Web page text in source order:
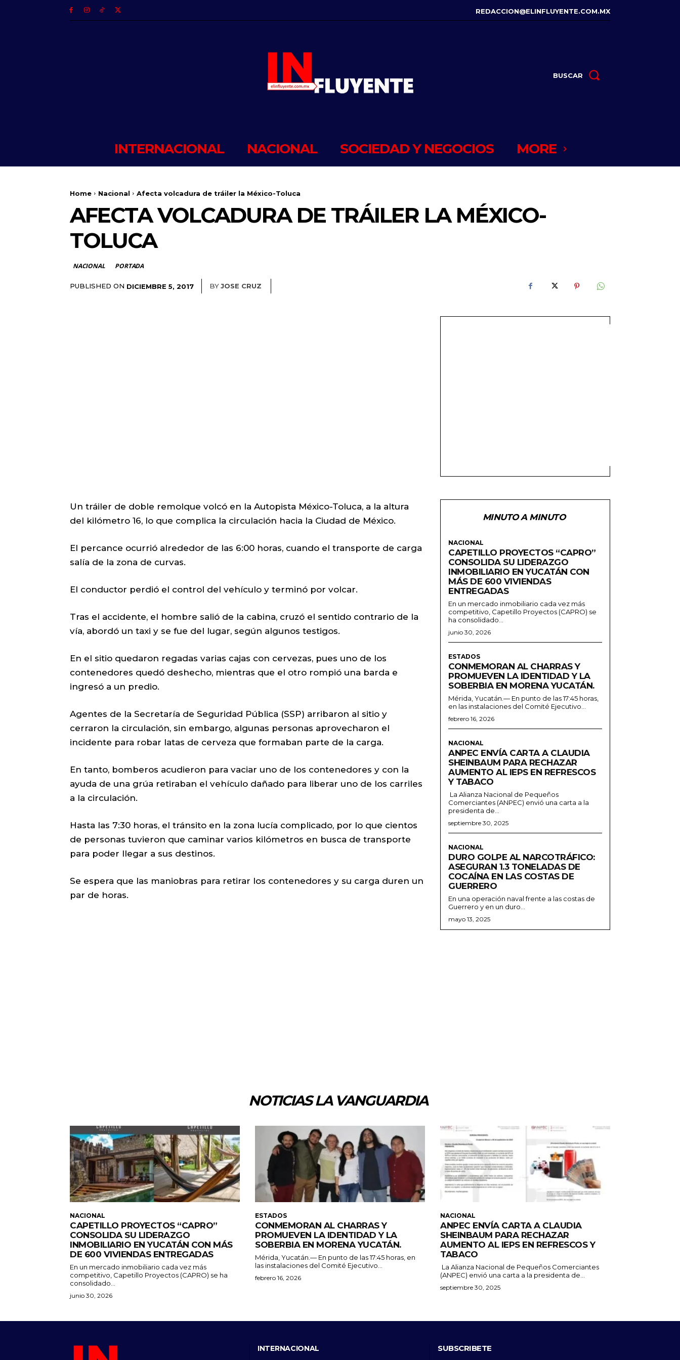
REDACCION@ELINFLUYENTE.COM.MX
BUSCAR
INTERNACIONAL NACIONAL SOCIEDAD Y NEGOCIOS MORE
Home Nacional Afecta volcadura de tráiler la México-Toluca
AFECTA VOLCADURA DE TRÁILER LA MÉXICO-
TOLUCA
NACIONAL PORTADA
PUBLISHED ON DICIEMBRE 5, 2017 BYJOSE CRUZ
Un tráiler de doble remolque volcó en la Autopista México-Toluca, a la altura
del kilómetro 16, lo que complica la circulación hacia la Ciudad de México.
El percance ocurrió alrededor de las 6:00 horas, cuando el transporte de carga
salía de la zona de curvas.
El conductor perdió el control del vehículo y terminó por volcar.
Tras el accidente, el hombre salió de la cabina, cruzó el sentido contrario de la
vía, abordó un taxi y se fue del lugar, según algunos testigos.
En el sitio quedaron regadas varias cajas con cervezas, pues uno de los
contenedores quedó deshecho, mientras que el otro rompió una barda e
ingresó a un predio.
Agentes de la Secretaría de Seguridad Pública (SSP) arribaron al sitio y
cerraron la circulación, sin embargo, algunas personas aprovecharon el
incidente para robar latas de cerveza que formaban parte de la carga.
En tanto, bomberos acudieron para vaciar uno de los contenedores y con la
ayuda de una grúa retiraban el vehículo dañado para liberar uno de los carriles
a la circulación.
Hasta las 7:30 horas, el tránsito en la zona lucía complicado, por lo que cientos
de personas tuvieron que caminar varios kilómetros en busca de transporte
para poder llegar a sus destinos.
Se espera que las maniobras para retirar los contenedores y su carga duren un
par de horas.
MINUTO A MINUTO
NACIONAL
CAPETILLO PROYECTOS “CAPRO”
CONSOLIDA SU LIDERAZGO
INMOBILIARIO EN YUCATÁN CON
MÁS DE 600 VIVIENDAS
ENTREGADAS
En un mercado inmobiliario cada vez más
competitivo, Capetillo Proyectos (CAPRO) se
ha consolidado...
junio 30, 2026
ESTADOS
CONMEMORAN AL CHARRAS Y
PROMUEVEN LA IDENTIDAD Y LA
SOBERBIA EN MORENA YUCATÁN.
Mérida, Yucatán.— En punto de las 17:45 horas,
en las instalaciones del Comité Ejecutivo...
febrero 16, 2026
NACIONAL
ANPEC ENVÍA CARTA A CLAUDIA
SHEINBAUM PARA RECHAZAR
AUMENTO AL IEPS EN REFRESCOS
Y TABACO
La Alianza Nacional de Pequeños
Comerciantes (ANPEC) envió una carta a la
presidenta de...
septiembre 30, 2025
NACIONAL
DURO GOLPE AL NARCOTRÁFICO:
ASEGURAN 1.3 TONELADAS DE
COCAÍNA EN LAS COSTAS DE
GUERRERO
En una operación naval frente a las costas de
Guerrero y en un duro...
mayo 13, 2025
NOTICIAS LA VANGUARDIA
NACIONAL
CAPETILLO PROYECTOS “CAPRO”
CONSOLIDA SU LIDERAZGO
INMOBILIARIO EN YUCATÁN CON MÁS
DE 600 VIVIENDAS ENTREGADAS
En un mercado inmobiliario cada vez más
competitivo, Capetillo Proyectos (CAPRO) se ha
consolidado...
junio 30, 2026
ESTADOS
CONMEMORAN AL CHARRAS Y
PROMUEVEN LA IDENTIDAD Y LA
SOBERBIA EN MORENA YUCATÁN.
Mérida, Yucatán.— En punto de las 17:45 horas, en
las instalaciones del Comité Ejecutivo...
febrero 16, 2026
NACIONAL
ANPEC ENVÍA CARTA A CLAUDIA
SHEINBAUM PARA RECHAZAR
AUMENTO AL IEPS EN REFRESCOS Y
TABACO
La Alianza Nacional de Pequeños Comerciantes
(ANPEC) envió una carta a la presidenta de...
septiembre 30, 2025
INTERNACIONAL
SUBSCRIBETE